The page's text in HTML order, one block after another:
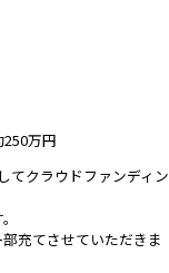
万円
てクラウドファンディン
充てさせていただきま